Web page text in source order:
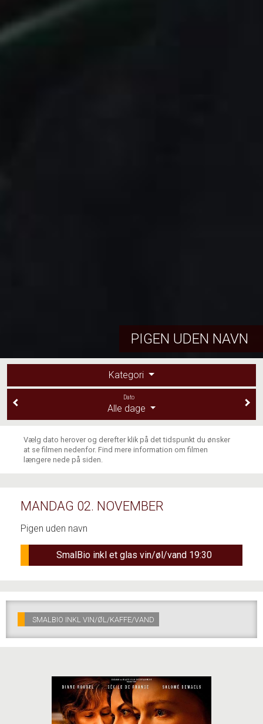
PIGEN UDEN NAVN
Kategori
Dato
Alle dage
Vælg dato herover og derefter klik på det tidspunkt du ønsker
at se filmen nedenfor. Find mere information om filmen
længere nede på siden.
MANDAG 02. NOVEMBER
Pigen uden navn
SmalBio inkl et glas vin/øl/vand 19:30
SMALBIO INKL VIN/ØL/KAFFE/VAND